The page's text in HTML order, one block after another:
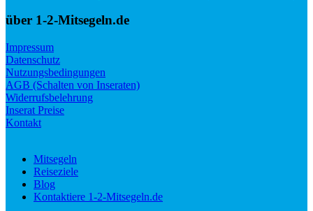
über 1-2-Mitsegeln.de
Impressum
Datenschutz
Nutzungsbedingungen
AGB (Schalten von Inseraten)
Widerrufsbelehrung
Inserat Preise
Kontakt
Mitsegeln
Reiseziele
Blog
Kontaktiere 1-2-Mitsegeln.de